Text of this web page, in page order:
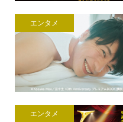
エンタメ
エンタメ